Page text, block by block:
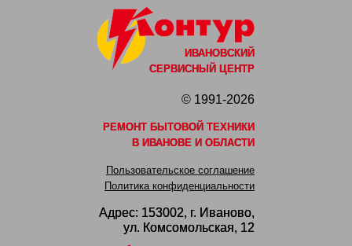
ИВАНОВСКИЙ
СЕРВИСНЫЙ ЦЕНТР
© 1991-2026
РЕМОНТ БЫТОВОЙ ТЕХНИКИ
В ИВАНОВЕ И ОБЛАСТИ
Пользовательское соглашение
Политика конфиденциальности
Адрес: 153002, г. Иваново,
ул. Комсомольская, 12